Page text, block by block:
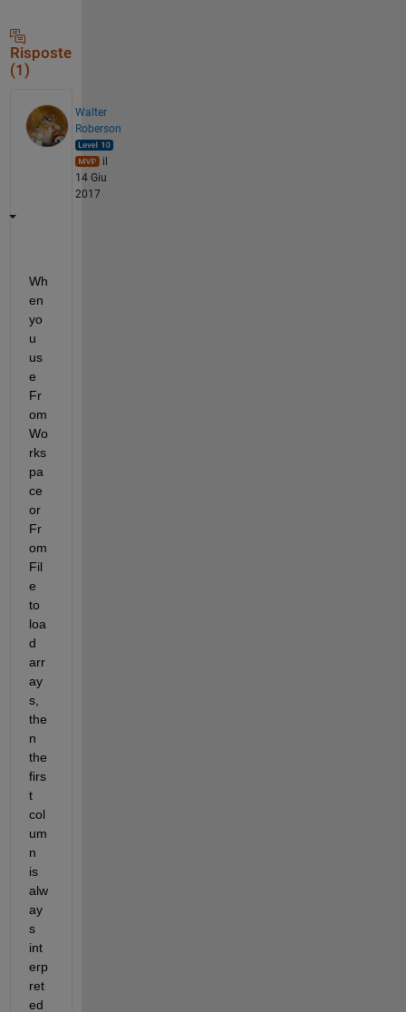
Risposte
(1)
Walter
Roberson
il
14 Giu
2017
Wh
en
yo
u
us
e
Fr
om
Wo
rks
pa
ce
or
Fr
om
Fil
e
to
loa
d
arr
ay
s,
the
n
the
firs
t
col
um
n
is
alw
ay
s
int
erp
ret
ed